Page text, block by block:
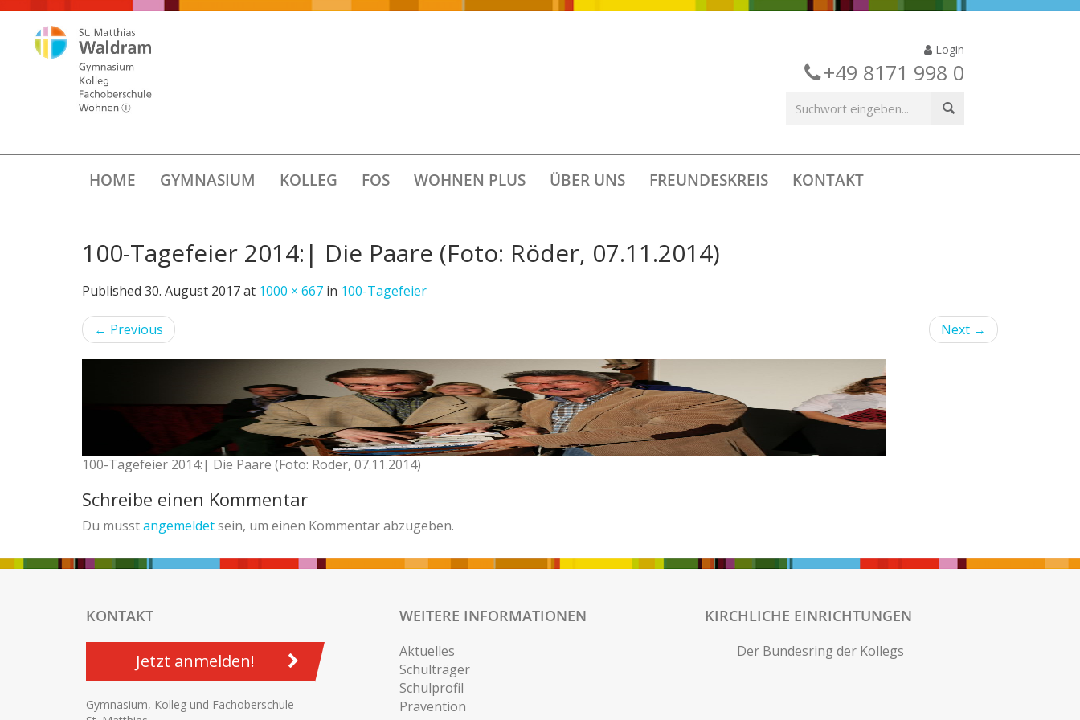
Login
+49 8171 998 0
HOME GYMNASIUM KOLLEG FOS WOHNEN PLUS ÜBER UNS FREUNDESKREIS KONTAKT
100-Tagefeier 2014:| Die Paare (Foto: Röder, 07.11.2014)
Published 30. August 2017at 1000 × 667 in 100-Tagefeier
← Previous Next →
100-Tagefeier 2014:| Die Paare (Foto: Röder, 07.11.2014)
Schreibe einen Kommentar
Du musstangemeldetsein, um einen Kommentar abzugeben.
KONTAKT
Jetzt anmelden!
Gymnasium, Kolleg und Fachoberschule
WEITERE INFORMATIONEN
Aktuelles
Schulträger
Schulprofil
Prävention
KIRCHLICHE EINRICHTUNGEN
Der Bundesring der Kollegs